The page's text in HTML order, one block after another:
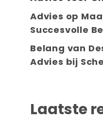
Advies op
Succesvolle
Belang van
Advies bij
Laatste